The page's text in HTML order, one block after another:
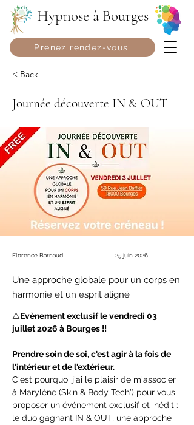
Hypnose à Bourges
Prenez rendez-vous
< Back
Journée découverte IN & OUT
Florence Barnaud 25 juin 2026
Une approche globale pour un corps en
harmonie et un esprit aligné
⚠️Evènement exclusif le vendredi 03
juillet 2026 à Bourges !!
Prendre soin de soi, c'est agir à la fois de
l'intérieur et de l'extérieur.
C'est pourquoi j'ai le plaisir de m'associer
à Marylène (Skin & Body Tech') pour vous
proposer un événement exclusif et inédit :
le duo gagnant IN & OUT, une approche